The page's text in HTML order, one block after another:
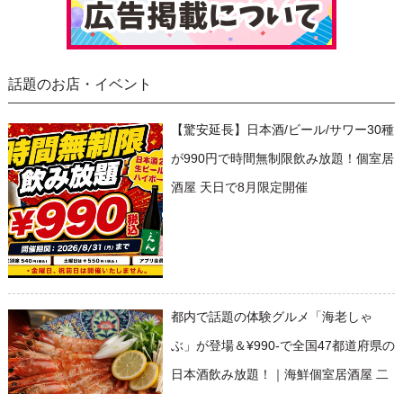
話題のお店・イベント
【驚安延長】日本酒/ビール/サワー30種
が990円で時間無制限飲み放題！個室居
酒屋 天日で8月限定開催
都内で話題の体験グルメ「海老しゃ
ぶ」が登場＆¥990-で全国47都道府県の
日本酒飲み放題！｜海鮮個室居酒屋 二